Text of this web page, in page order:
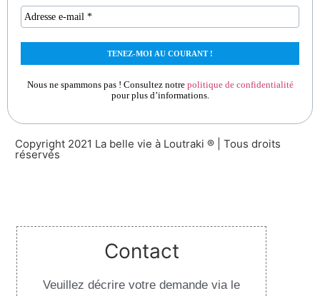
Nous ne spammons pas ! Consultez notre politique de confidentialité
pour plus d’informations.
Copyright 2021 La belle vie à Loutraki ® | Tous droits
réservés
Contact
Veuillez décrire votre demande via le